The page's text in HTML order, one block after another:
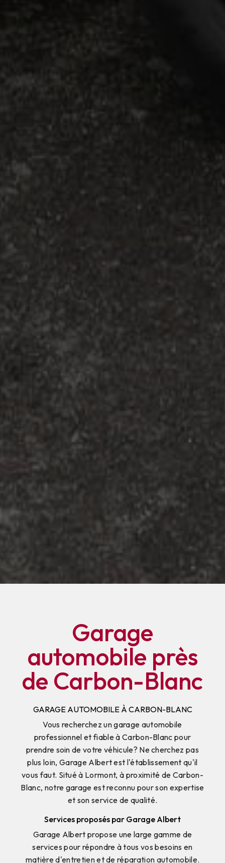
Garage
automobile près
de Carbon-Blanc
GARAGE AUTOMOBILE À CARBON-BLANC
Vous recherchez un garage automobile
professionnel et fiable à Carbon-Blanc pour
prendre soin de votre véhicule? Ne cherchez pas
plus loin, Garage Albert est l'établissement qu'il
vous faut. Situé à Lormont, à proximité de Carbon-
Blanc, notre garage est reconnu pour son expertise
et son service de qualité.
Services proposés par Garage Albert
Garage Albert propose une large gamme de
services pour répondre à tous vos besoins en
matière d'entretien et de réparation automobile.